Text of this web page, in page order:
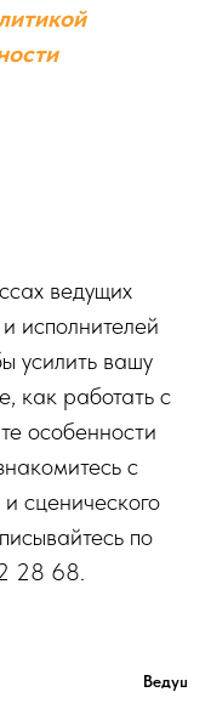
ведущих
исполнителей
усилить вашу
как работать с
особенности
с
сценического
по
28 68.
Ведущие